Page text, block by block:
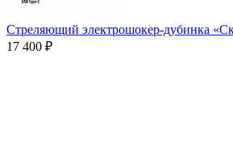
Стреляющий электрошокер-дубинка
17 400 ₽